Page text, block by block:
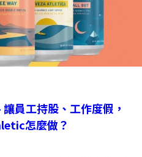
員工持股、工作度假，
怎麼做？